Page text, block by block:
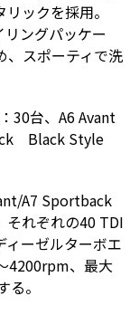
ックを採用。
リングパッケー
、スポーティで洗
30台、A6 Avant
Black Style
A7 Sportback
それぞれの40 TDI
ーゼルターボエ
4200rpm、最大
。